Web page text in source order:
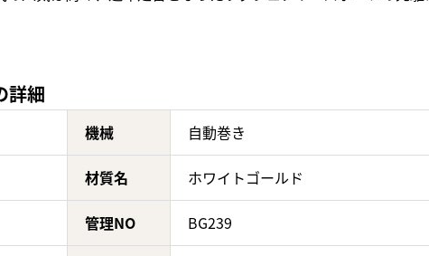
詳細
機械 自動巻き
材質名 ホワイトゴールド
管理NO BG239